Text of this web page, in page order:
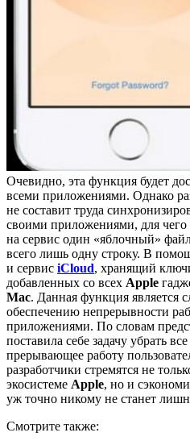
Очевидно, эта функция будет
всеми приложениями. Однако
не составит труда
своими приложениями, для чего
на сервис один «яблочный»
всего лишь одну строку. В
и сервис iCloud, хранящий
добавленных со всех Apple
Mac. Данная функция является
обеспечению непрерывности
приложениями. По словам
поставила себе задачу убрать
прерывающее работу
разработчики стремятся не
экосистеме Apple, но и
уж точно никому не станет
Смотрите также: